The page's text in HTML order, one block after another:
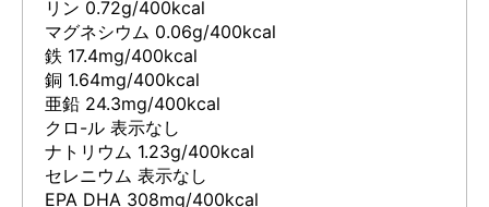
リン 0.72g/400kcal
マグネシウム 0.06g/400kcal
鉄 17.4mg/400kcal
銅 1.64mg/400kcal
亜鉛 24.3mg/400kcal
クロ-ル 表示なし
ナトリウム 1.23g/400kcal
セレニウム 表示なし
EPA DHA 308mg/400kcal